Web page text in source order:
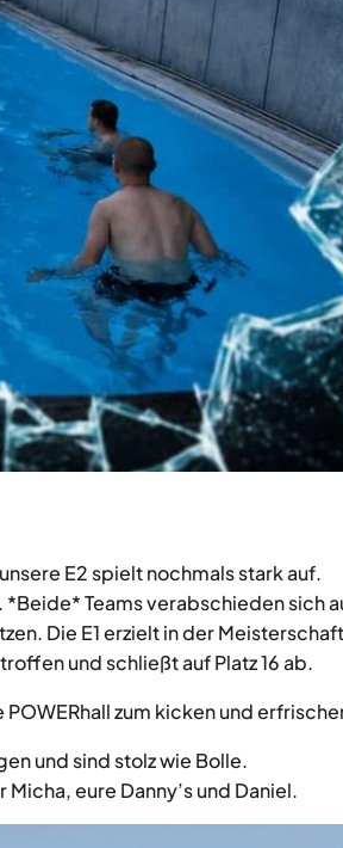
E2 spielt nochmals stark auf.
*Beide* Teams verabschieden sich
Die E1 erzielt in der
und schließt auf Platz 16 ab.
zum kicken und
und sind stolz wie Bolle.
eure Danny’s und Daniel.